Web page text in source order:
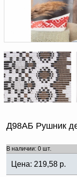
Доверенность на
получение груза
Документы по
персональными
Письмо
Вопросы и ответы
Новости | Статьи
Д98АБ Рушник
В наличии: 0 шт.
Цена: 219,58 р.